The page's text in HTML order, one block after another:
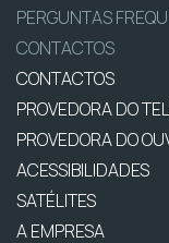
PERGUNTAS
CONTACTOS
CONTACTOS
PROVEDORA DO
PROVEDORA DO
ACESSIBILIDADES
SATÉLITES
A EMPRESA